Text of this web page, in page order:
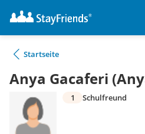
Startseite
Anya Gacaferi
1 Schulfreund